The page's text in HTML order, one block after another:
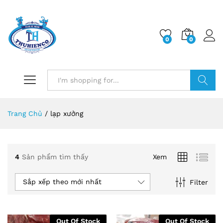
0 0
Trang Chủ / lạp xưởng
4 Sản phẩm tìm thấy Xem
Filter
Sắp xếp theo mới nhất
Out Of Stock Out Of Stock